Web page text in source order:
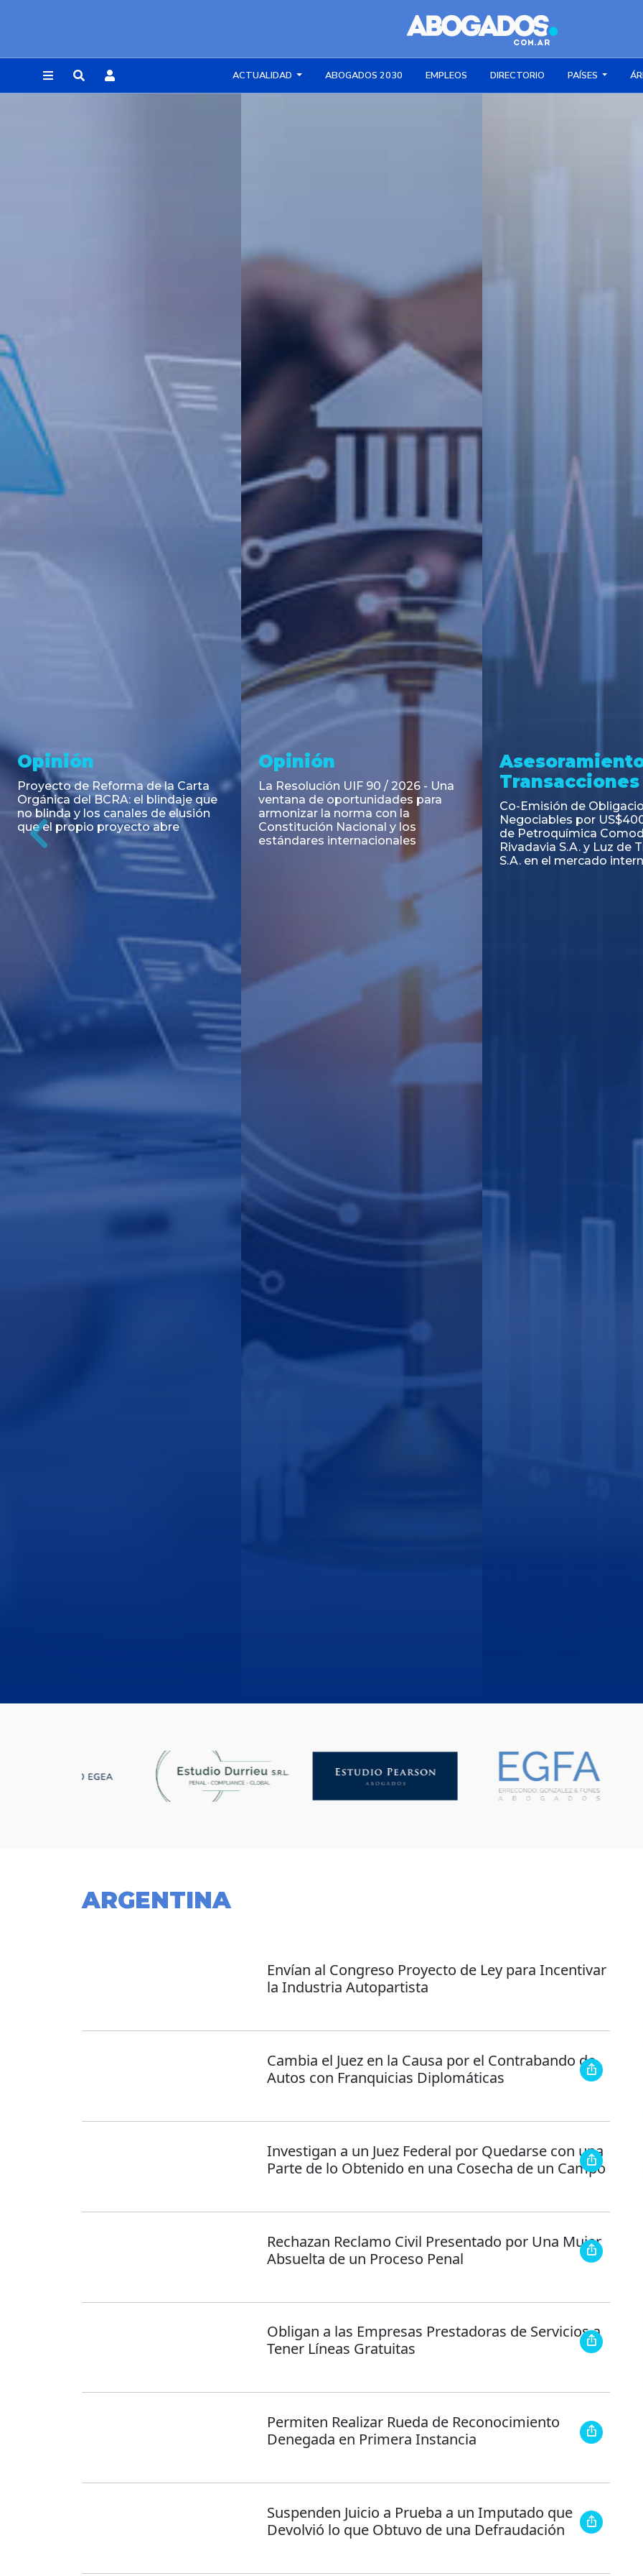
ACTUALIDAD ABOGADOS 2030 EMPLEOS DIRECTORIO PAÍSES
Noticia
RESOLUCIÓN 271/2026 de la
SECRETARIA DE COORDINACIÓN
DE PRODUCCIÓN: Actualización y
unificación de las advertencias
obligatorias en la publicidad de
juegos y apuestas en...
Asesoramiento y
Transacciones
Emisión de Obligaciones
Negociables Clase E de Central
Puerto S.A. por un Valor Nominal
de U$S 98.897.303
Transacciones
PAGBAM asesoró a
autorización para la
de los Certificados de
del Fideicomiso
Inmobiliario "Espacio
Previous
ARGENTINA
Envían al Congreso Proyecto de Ley para Incentivar
la Industria Autopartista
Cambia el Juez en la Causa por el Contrabando de
Autos con Franquicias Diplomáticas
Investigan a un Juez Federal por Quedarse con una
Parte de lo Obtenido en una Cosecha de un Campo
Rechazan Reclamo Civil Presentado por Una Mujer
Absuelta de un Proceso Penal
Obligan a las Empresas Prestadoras de Servicios a
Tener Líneas Gratuitas
Permiten Realizar Rueda de Reconocimiento
Denegada en Primera Instancia
Suspenden Juicio a Prueba a un Imputado que
Devolvió lo que Obtuvo de una Defraudación